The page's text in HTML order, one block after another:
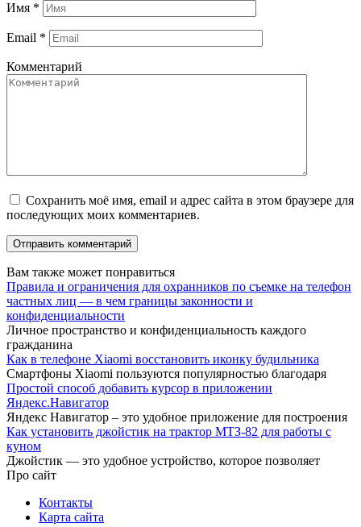
Имя *
Email *
Комментарий
Сохранить моё имя, email и адрес сайта в этом браузере для
последующих моих комментариев.
Вам также может понравиться
Правила и ограничения для охранников по съемке на телефон
частных лиц — в чем границы законности и
конфиденциальности
Личное пространство и конфиденциальность каждого
гражданина
Как в телефоне Xiaomi восстановить иконку будильника
Смартфоны Xiaomi пользуются популярностью благодаря
Простой способ добавить курсор в приложении
Яндекс.Навигатор
Яндекс Навигатор – это удобное приложение для построения
Как установить джойстик на трактор МТЗ-82 для работы с
куном
Джойстик — это удобное устройство, которое позволяет
Про сайт
Контакты
Карта сайта